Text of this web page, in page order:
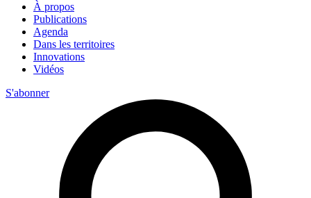
À propos
Publications
Agenda
Dans les territoires
Innovations
Vidéos
S'abonner